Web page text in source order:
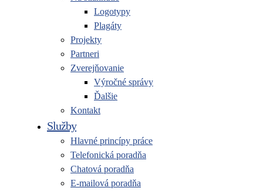
Logotypy
Plagáty
Projekty
Partneri
Zverejňovanie
Výročné správy
Ďalšie
Kontakt
Služby
Hlavné princípy práce
Telefonická poradňa
Chatová poradňa
E-mailová poradňa